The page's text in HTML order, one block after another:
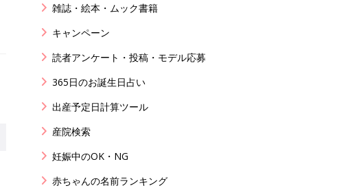
雑誌・絵本・ムック書籍
キャンペーン
読者アンケート・投稿・モデル応募
365日のお誕生日占い
出産予定日計算ツール
産院検索
妊娠中のOK・NG
赤ちゃんの名前ランキング